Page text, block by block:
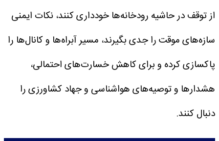
از توقف در حاشیه رودخانه‌ها خودداری کنند، نکات ایمنی
سازه‌های موقت را جدی بگیرند، مسیر آبراه‌ها و کانال‌ها را
پاکسازی کرده و برای کاهش خسارت‌های احتمالی،
هشدارها و توصیه‌های هواشناسی و جهاد کشاورزی را
دنبال کنند.